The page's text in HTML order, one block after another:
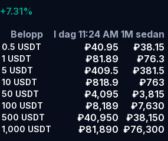
+7.31%
Belopp
I dag 11:24 AM 1M sedan
0.5 USDT ₽40.95 ₽38.15
1 USDT ₽81.89 ₽76.3
5 USDT ₽409.5 ₽381.5
10 USDT ₽818.9 ₽763
50 USDT ₽4,095 ₽3,815
100 USDT ₽8,189 ₽7,630
500 USDT ₽40,950 ₽38,150
1,000 USDT ₽81,890 ₽76,300